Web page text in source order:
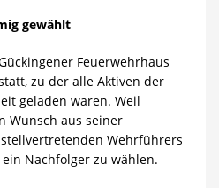
gewählt
Feuerwehrhaus
zu der alle Aktiven der
geladen waren. Weil
Wunsch aus seiner
Wehrführers
Nachfolger zu wählen.